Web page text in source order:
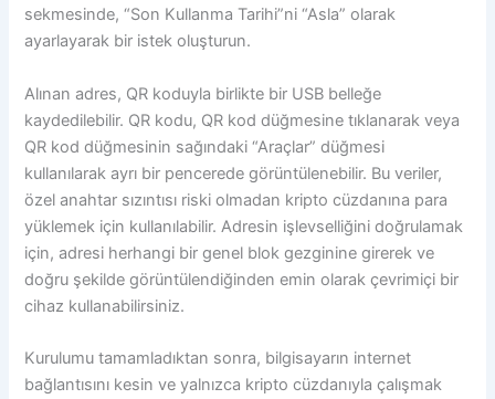
sekmesinde, “Son Kullanma Tarihi”ni “Asla” olarak
ayarlayarak bir istek oluşturun.
Alınan adres, QR koduyla birlikte bir USB belleğe
kaydedilebilir. QR kodu, QR kod düğmesine tıklanarak veya
QR kod düğmesinin sağındaki “Araçlar” düğmesi
kullanılarak ayrı bir pencerede görüntülenebilir. Bu veriler,
özel anahtar sızıntısı riski olmadan kripto cüzdanına para
yüklemek için kullanılabilir. Adresin işlevselliğini doğrulamak
için, adresi herhangi bir genel blok gezginine girerek ve
doğru şekilde görüntülendiğinden emin olarak çevrimiçi bir
cihaz kullanabilirsiniz.
Kurulumu tamamladıktan sonra, bilgisayarın internet
bağlantısını kesin ve yalnızca kripto cüzdanıyla çalışmak